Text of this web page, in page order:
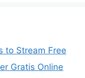
to Stream Free
Gratis Online